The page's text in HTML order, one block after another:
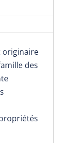
originaire
des